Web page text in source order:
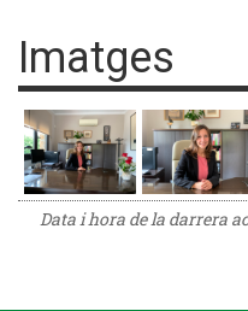
Imatges
Data i hora de la darrera